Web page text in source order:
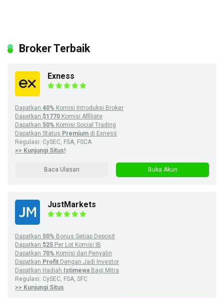
Broker Terbaik
Exness
Dapatkan 40% Komisi Introduksi Broker
Dapatkan $1770 Komisi Affiliate
Dapatkan 50% Komisi Social Trading
Dapatkan Status Premium di Exness
Regulasi: CySEC, FSA, FSCA
>> Kunjungi Situs!
Baca Ulasan Buka Akun
JustMarkets
Dapatkan 50% Bonus Setiap Deposit
Dapatkan $25 Per Lot Komisi IB
Dapatkan 70% Komisi dari Penyalin
Dapatkan Profit Dengan Jadi Investor
Dapatkan Hadiah Istimewa Bagi Mitra
Regulasi: CySEC, FSA, SFC
>> Kunjungi Situs